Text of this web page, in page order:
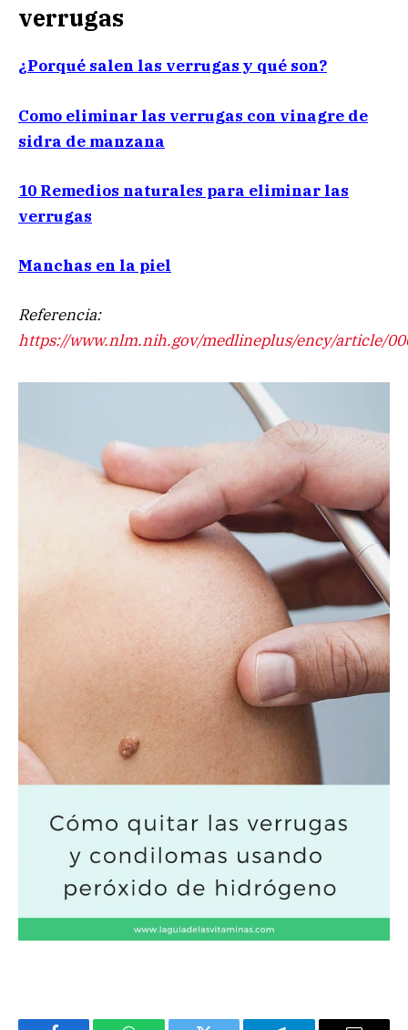
verrugas
¿Porqué salen las verrugas y qué son?
Como eliminar las verrugas con vinagre de
sidra de manzana
10 Remedios naturales para eliminar las
verrugas
Manchas en la piel
Referencia:
https://www.nlm.nih.gov/medlineplus/ency/article/